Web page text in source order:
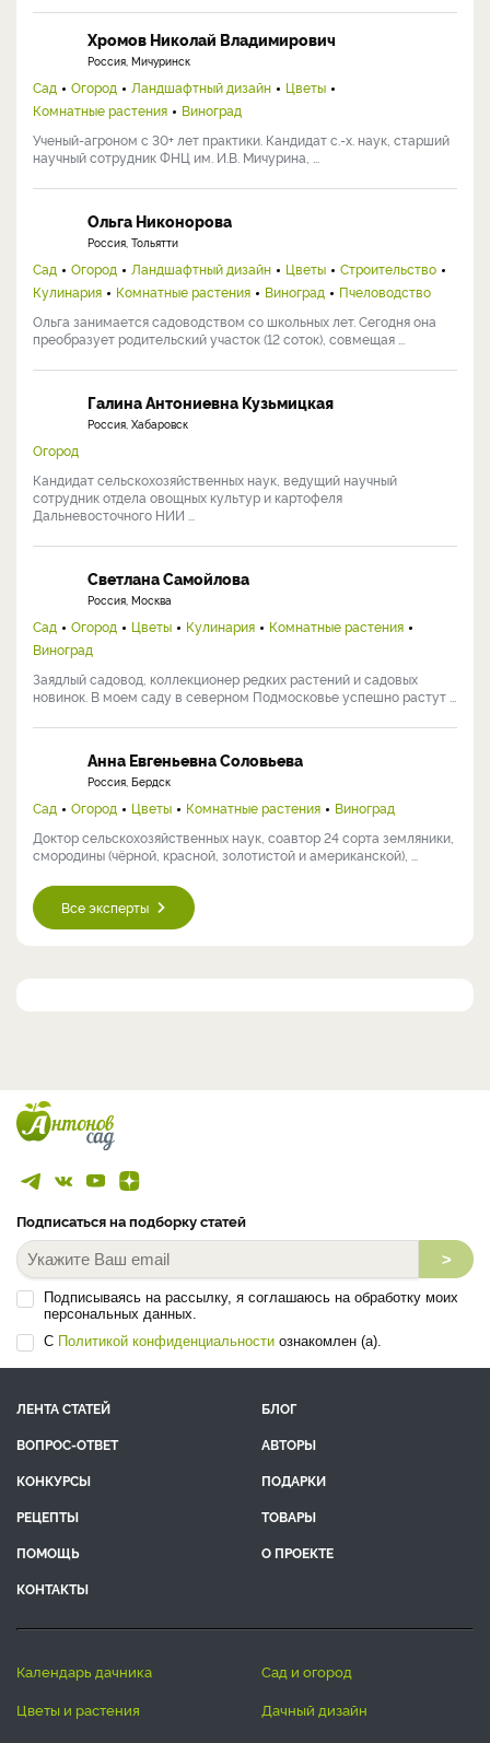
Хромов Николай Владимирович
Россия, Мичуринск
Сад Огород Ландшафтный дизайн
Цветы
Комнатные растения
Виноград
Ученый-агроном с 30+ лет практики. Кандидат с.-х. наук, старший
научный сотрудник ФНЦ им. И.В. Мичурина, ...
Ольга Никонорова
Россия, Тольятти
Сад Огород Ландшафтный дизайн Цветы
Строительство
Кулинария
Комнатные растения Виноград
Пчеловодство
Ольга занимается садоводством со школьных лет. Сегодня она
преобразует родительский участок (12 соток), совмещая ...
Галина Антониевна Кузьмицкая
Россия, Хабаровск
Огород
Кандидат сельскохозяйственных наук, ведущий научный
сотрудник отдела овощных культур и картофеля
Дальневосточного НИИ ...
Светлана Самойлова
Россия, Москва
Сад Огород Цветы Кулинария
Комнатные растения
Виноград
Заядлый садовод, коллекционер редких растений и садовых
новинок. В моем саду в северном Подмосковье успешно растут ...
Анна Евгеньевна Соловьева
Россия, Бердск
Сад Огород Цветы Комнатные растения
Виноград
Доктор сельскохозяйственных наук, соавтор 24 сорта земляники,
смородины (чёрной, красной, золотистой и американской), ...
Все эксперты
Подписаться на подборку статей
>
Подписываясь на рассылку, я соглашаюсь на обработку моих
персональных данных.
С Политикой конфиденциальности ознакомлен (а).
ЛЕНТА СТАТЕЙ
БЛОГ
ВОПРОС-ОТВЕТ
АВТОРЫ
КОНКУРСЫ
ПОДАРКИ
РЕЦЕПТЫ
ТОВАРЫ
ПОМОЩЬ
О ПРОЕКТЕ
КОНТАКТЫ
календарь дачника
сад и огород
цветы и растения
дачный дизайн